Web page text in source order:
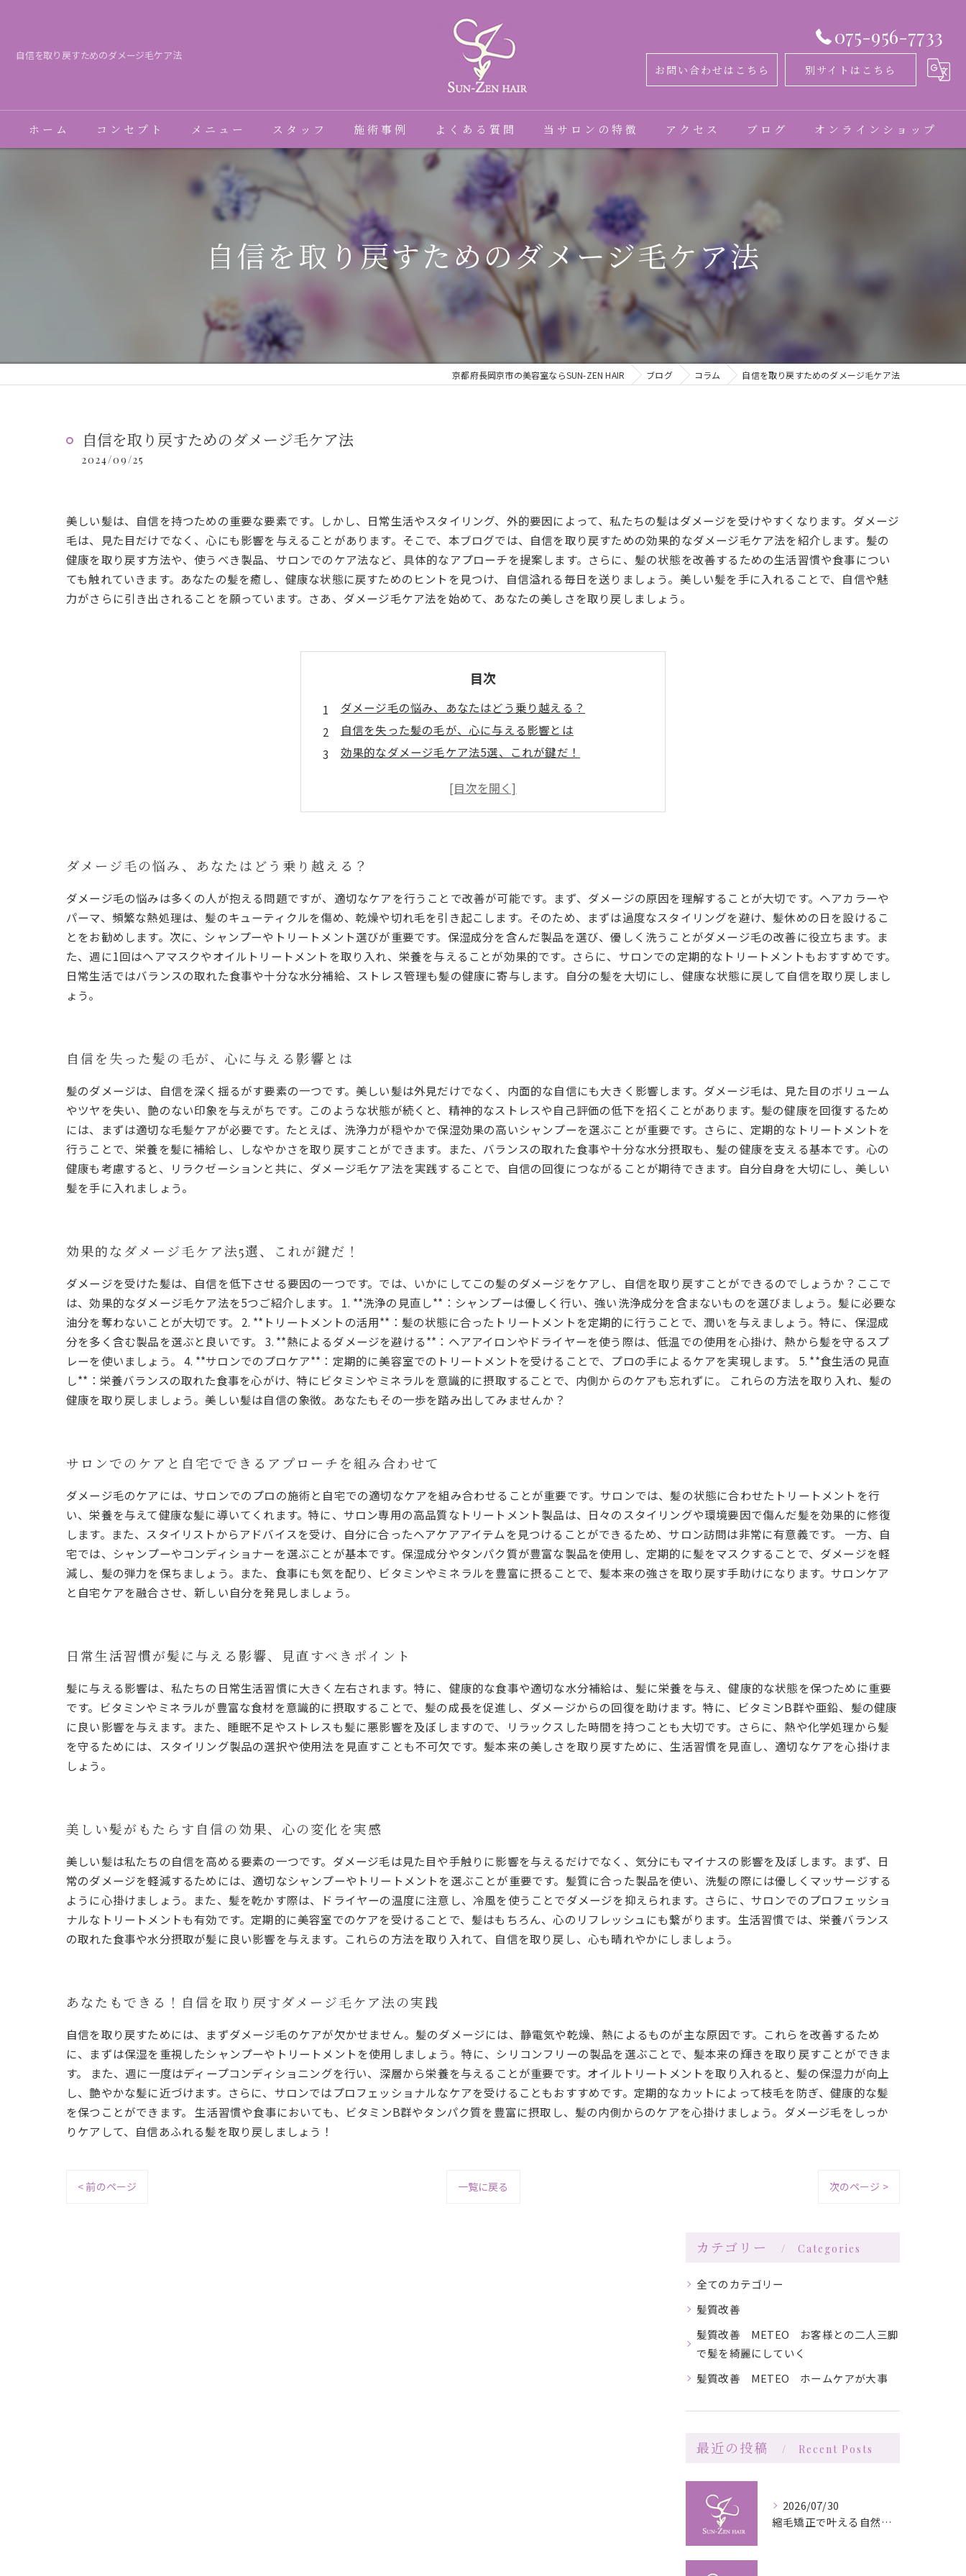
自信を取り戻すためのダメージ毛ケア法
075-956-7733
お問い合わせはこちら 別サイトはこちら
ホーム コンセプト メニュー スタッフ 施術事例 よくある質問 当サロンの特徴
癖毛
縮毛矯正
トリートメント
ダメージ毛
アクセス ブログ
お客様の声
オンラインショップ
自信を取り戻すためのダメージ毛ケア法
京都府長岡京市の美容室ならSUN-ZEN HAIR ブログ コラム 自信を取り戻すためのダメージ毛ケア法
自信を取り戻すためのダメージ毛ケア法
2024/09/25
美しい髪は、自信を持つための重要な要素です。しかし、日常生活やスタイリング、外的要因によって、私たちの髪はダメージを受けやすくなります。ダメージ
毛は、見た目だけでなく、心にも影響を与えることがあります。そこで、本ブログでは、自信を取り戻すための効果的なダメージ毛ケア法を紹介します。髪の
健康を取り戻す方法や、使うべき製品、サロンでのケア法など、具体的なアプローチを提案します。さらに、髪の状態を改善するための生活習慣や食事につい
ても触れていきます。あなたの髪を癒し、健康な状態に戻すためのヒントを見つけ、自信溢れる毎日を送りましょう。美しい髪を手に入れることで、自信や魅
力がさらに引き出されることを願っています。さあ、ダメージ毛ケア法を始めて、あなたの美しさを取り戻しましょう。
目次
ダメージ毛の悩み、あなたはどう乗り越える？
自信を失った髪の毛が、心に与える影響とは
効果的なダメージ毛ケア法5選、これが鍵だ！
日常生活習慣が髪に与える影響、見直すべきポイント
ダメージ毛の悩み、あなたはどう乗り越える？
ダメージ毛の悩みは多くの人が抱える問題ですが、適切なケアを行うことで改善が可能です。まず、ダメージの原因を理解することが大切です。ヘアカラーや
パーマ、頻繁な熱処理は、髪のキューティクルを傷め、乾燥や切れ毛を引き起こします。そのため、まずは過度なスタイリングを避け、髪休めの日を設けるこ
とをお勧めします。次に、シャンプーやトリートメント選びが重要です。保湿成分を含んだ製品を選び、優しく洗うことがダメージ毛の改善に役立ちます。ま
た、週に1回はヘアマスクやオイルトリートメントを取り入れ、栄養を与えることが効果的です。さらに、サロンでの定期的なトリートメントもおすすめです。
日常生活ではバランスの取れた食事や十分な水分補給、ストレス管理も髪の健康に寄与します。自分の髪を大切にし、健康な状態に戻して自信を取り戻しまし
ょう。
自信を失った髪の毛が、心に与える影響とは
髪のダメージは、自信を深く揺るがす要素の一つです。美しい髪は外見だけでなく、内面的な自信にも大きく影響します。ダメージ毛は、見た目のボリューム
やツヤを失い、艶のない印象を与えがちです。このような状態が続くと、精神的なストレスや自己評価の低下を招くことがあります。髪の健康を回復するため
には、まずは適切な毛髪ケアが必要です。たとえば、洗浄力が穏やかで保湿効果の高いシャンプーを選ぶことが重要です。さらに、定期的なトリートメントを
行うことで、栄養を髪に補給し、しなやかさを取り戻すことができます。また、バランスの取れた食事や十分な水分摂取も、髪の健康を支える基本です。心の
健康も考慮すると、リラクゼーションと共に、ダメージ毛ケア法を実践することで、自信の回復につながることが期待できます。自分自身を大切にし、美しい
髪を手に入れましょう。
効果的なダメージ毛ケア法5選、これが鍵だ！
ダメージを受けた髪は、自信を低下させる要因の一つです。では、いかにしてこの髪のダメージをケアし、自信を取り戻すことができるのでしょうか？ここで
は、効果的なダメージ毛ケア法を5つご紹介します。 1. **洗浄の見直し**：シャンプーは優しく行い、強い洗浄成分を含まないものを選びましょう。髪に必要な
油分を奪わないことが大切です。 2. **トリートメントの活用**：髪の状態に合ったトリートメントを定期的に行うことで、潤いを与えましょう。特に、保湿成
分を多く含む製品を選ぶと良いです。 3. **熱によるダメージを避ける**：ヘアアイロンやドライヤーを使う際は、低温での使用を心掛け、熱から髪を守るスプ
レーを使いましょう。 4. **サロンでのプロケア**：定期的に美容室でのトリートメントを受けることで、プロの手によるケアを実現します。 5. **食生活の見直
し**：栄養バランスの取れた食事を心がけ、特にビタミンやミネラルを意識的に摂取することで、内側からのケアも忘れずに。 これらの方法を取り入れ、髪の
健康を取り戻しましょう。美しい髪は自信の象徴。あなたもその一歩を踏み出してみませんか？
サロンでのケアと自宅でできるアプローチを組み合わせて
ダメージ毛のケアには、サロンでのプロの施術と自宅での適切なケアを組み合わせることが重要です。サロンでは、髪の状態に合わせたトリートメントを行
い、栄養を与えて健康な髪に導いてくれます。特に、サロン専用の高品質なトリートメント製品は、日々のスタイリングや環境要因で傷んだ髪を効果的に修復
します。また、スタイリストからアドバイスを受け、自分に合ったヘアケアアイテムを見つけることができるため、サロン訪問は非常に有意義です。 一方、自
宅では、シャンプーやコンディショナーを選ぶことが基本です。保湿成分やタンパク質が豊富な製品を使用し、定期的に髪をマスクすることで、ダメージを軽
減し、髪の弾力を保ちましょう。また、食事にも気を配り、ビタミンやミネラルを豊富に摂ることで、髪本来の強さを取り戻す手助けになります。サロンケア
と自宅ケアを融合させ、新しい自分を発見しましょう。
日常生活習慣が髪に与える影響、見直すべきポイント
髪に与える影響は、私たちの日常生活習慣に大きく左右されます。特に、健康的な食事や適切な水分補給は、髪に栄養を与え、健康的な状態を保つために重要
です。ビタミンやミネラルが豊富な食材を意識的に摂取することで、髪の成長を促進し、ダメージからの回復を助けます。特に、ビタミンB群や亜鉛、髪の健康
に良い影響を与えます。また、睡眠不足やストレスも髪に悪影響を及ぼしますので、リラックスした時間を持つことも大切です。さらに、熱や化学処理から髪
を守るためには、スタイリング製品の選択や使用法を見直すことも不可欠です。髪本来の美しさを取り戻すために、生活習慣を見直し、適切なケアを心掛けま
しょう。
美しい髪がもたらす自信の効果、心の変化を実感
美しい髪は私たちの自信を高める要素の一つです。ダメージ毛は見た目や手触りに影響を与えるだけでなく、気分にもマイナスの影響を及ぼします。まず、日
常のダメージを軽減するためには、適切なシャンプーやトリートメントを選ぶことが重要です。髪質に合った製品を使い、洗髪の際には優しくマッサージする
ように心掛けましょう。また、髪を乾かす際は、ドライヤーの温度に注意し、冷風を使うことでダメージを抑えられます。さらに、サロンでのプロフェッショ
ナルなトリートメントも有効です。定期的に美容室でのケアを受けることで、髪はもちろん、心のリフレッシュにも繋がります。生活習慣では、栄養バランス
の取れた食事や水分摂取が髪に良い影響を与えます。これらの方法を取り入れて、自信を取り戻し、心も晴れやかにしましょう。
あなたもできる！自信を取り戻すダメージ毛ケア法の実践
自信を取り戻すためには、まずダメージ毛のケアが欠かせません。髪のダメージには、静電気や乾燥、熱によるものが主な原因です。これらを改善するため
に、まずは保湿を重視したシャンプーやトリートメントを使用しましょう。特に、シリコンフリーの製品を選ぶことで、髪本来の輝きを取り戻すことができま
す。 また、週に一度はディープコンディショニングを行い、深層から栄養を与えることが重要です。オイルトリートメントを取り入れると、髪の保湿力が向上
し、艶やかな髪に近づけます。さらに、サロンではプロフェッショナルなケアを受けることもおすすめです。定期的なカットによって枝毛を防ぎ、健康的な髪
を保つことができます。 生活習慣や食事においても、ビタミンB群やタンパク質を豊富に摂取し、髪の内側からのケアを心掛けましょう。ダメージ毛をしっか
りケアして、自信あふれる髪を取り戻しましょう！
< 前のページ 一覧に戻る 次のページ >
カテゴリー Categories
全てのカテゴリー
髪質改善
髪質改善 METEO お客様との二人三脚
で髪を綺麗にしていく
髪質改善 METEO ホームケアが大事
最近の投稿 Recent Posts
2026/07/30
縮毛矯正で叶える自然な艶としなやかさの秘訣